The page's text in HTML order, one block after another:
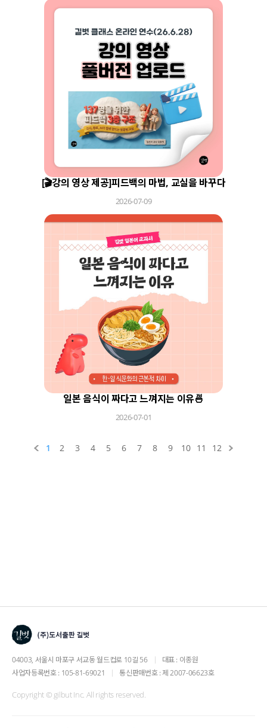
[🎬강의 영상 제공]피드백의 마법, 교실을 바꾸다
2026-07-09
일본 음식이 짜다고 느껴지는 이유🍜
2026-07-01
1 2 3 4 5 6 7 8 9 10 11 12
04003, 서울시 마포구 서교동 월드컵로 10길 56
대표 : 이종원
사업자등록번호 : 105-81-69021
통신판매번호 : 제 2007-06623호
Copyright © gilbut Inc. All rights reserved.